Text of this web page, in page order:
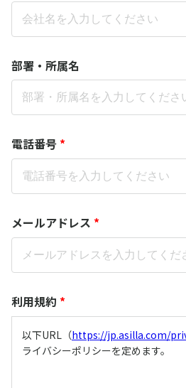
部署・所属名
電話番号 *
メールアドレス *
利用規約 *
以下URL（https://jp.asilla.com/
ライバシーポリシーを定めます。